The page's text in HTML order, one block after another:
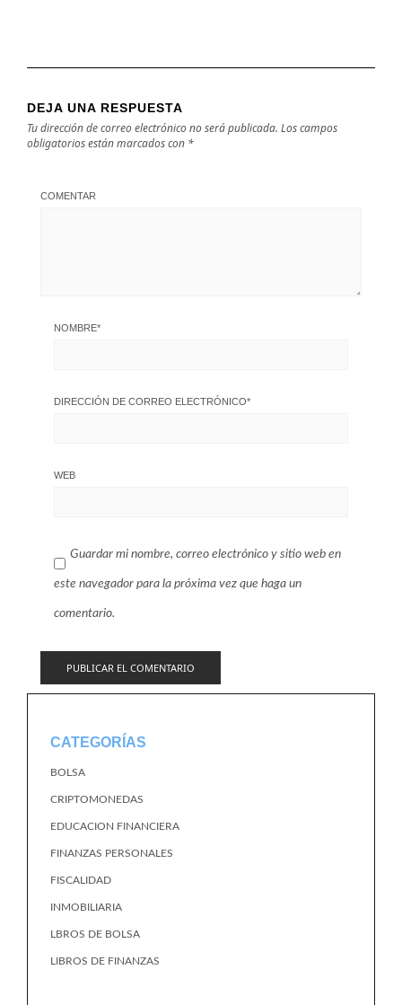
DEJA UNA RESPUESTA
Tu dirección de correo electrónico no será publicada. Los campos
obligatorios están marcados con *
COMENTAR
NOMBRE*
DIRECCIÓN DE CORREO ELECTRÓNICO*
WEB
Guardar mi nombre, correo electrónico y sitio web en
este navegador para la próxima vez que haga un
comentario.
CATEGORÍAS
BOLSA
CRIPTOMONEDAS
EDUCACION FINANCIERA
FINANZAS PERSONALES
FISCALIDAD
INMOBILIARIA
LBROS DE BOLSA
LIBROS DE FINANZAS